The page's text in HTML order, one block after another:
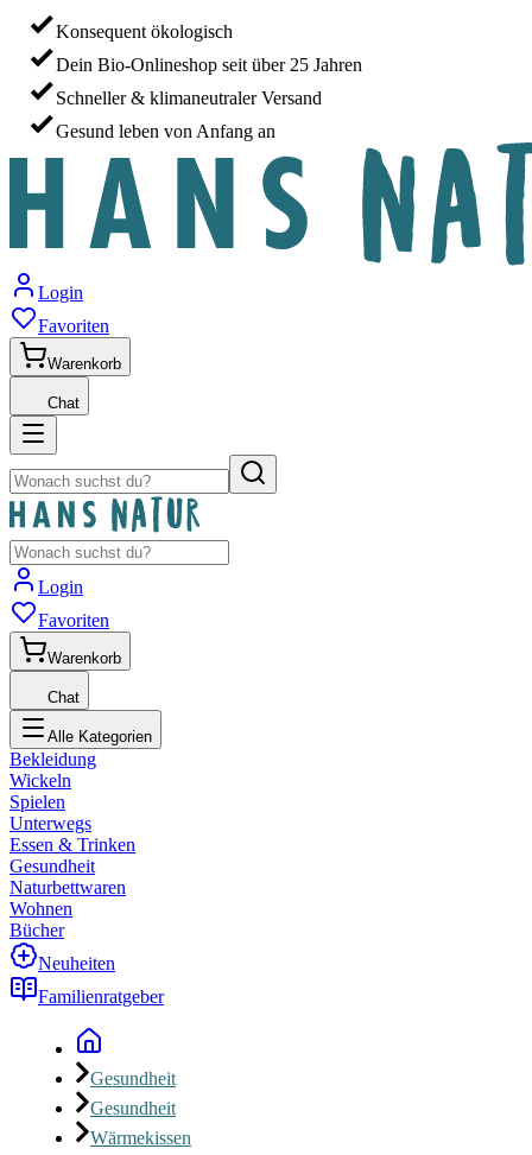
Konsequent ökologisch
Dein Bio-Onlineshop seit über 25 Jahren
Schneller & klimaneutraler Versand
Gesund leben von Anfang an
Login
Favoriten
Warenkorb
Chat
Login
Favoriten
Warenkorb
Chat
Alle Kategorien
Bekleidung
Wickeln
Spielen
Unterwegs
Essen & Trinken
Gesundheit
Naturbettwaren
Wohnen
Bücher
Neuheiten
Familienratgeber
Gesundheit
Gesundheit
Wärmekissen